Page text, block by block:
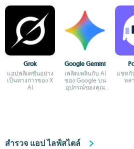
Grok
แอปพลิเคชันอย่าง
เป็นทางการของ X
AI
Google Gemini
เพลิดเพลินกับ AI
ของ Google บน
อุปกรณ์ของคุณ
แชทกั
หล
สำรวจ แอป ไลฟ์สไตล์